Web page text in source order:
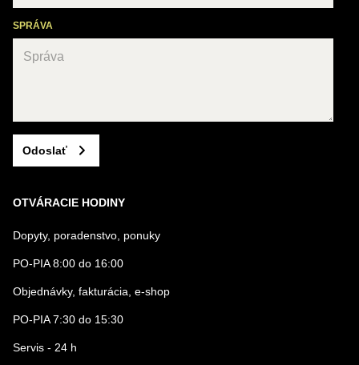
SPRÁVA
Odoslať
OTVÁRACIE HODINY
Dopyty, poradenstvo, ponuky
PO-PIA 8:00 do 16:00
Objednávky, fakturácia, e-shop
PO-PIA 7:30 do 15:30
Servis - 24 h